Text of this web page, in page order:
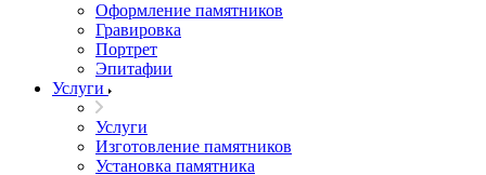
Оформление памятников
Гравировка
Портрет
Эпитафии
Услуги
Услуги
Изготовление памятников
Установка памятника